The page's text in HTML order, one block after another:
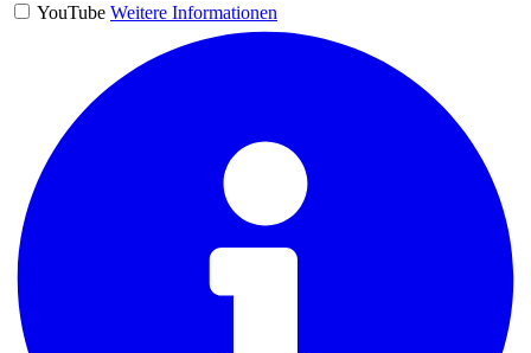
YouTube Weitere Informationen